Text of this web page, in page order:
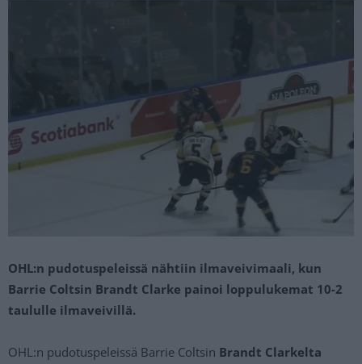
OHL:n pudotuspeleissä nähtiin ilmaveivimaali, kun
Barrie Coltsin Brandt Clarke painoi loppulukemat 10-2
taululle ilmaveivillä.
OHL:n pudotuspeleissä Barrie Coltsin Brandt Clarkelta